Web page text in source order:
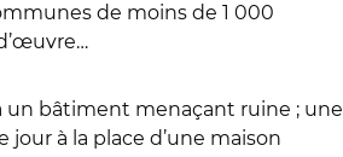
de moins de 1 000
un bâtiment menaçant ruine ; une
à la place d’une maison